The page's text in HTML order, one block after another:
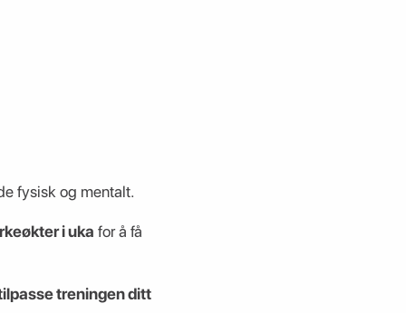
fysisk og mentalt.
i uka for å få
treningen ditt